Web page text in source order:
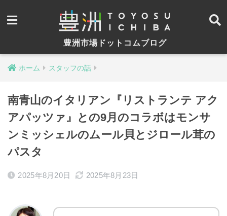
豊洲市場ドットコムブログ
ホーム スタッフの話
南青山のイタリアン『リストランテ アク
アパッツァ』との9月のコラボはモンサ
ンミッシェルのムール貝とジロール茸の
パスタ
2025年8月20日 2025年8月23日